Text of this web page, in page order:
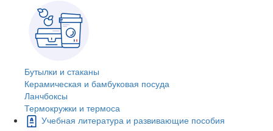
Бутылки и стаканы
Керамическая и бамбуковая посуда
Ланчбоксы
Термокружки и термоса
Учебная литература и развивающие пособия